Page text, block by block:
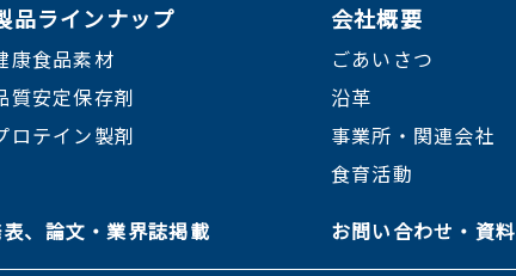
品ラインナップ
康食品素材
質安定保存剤
ロテイン製剤
会社概要
ごあいさつ
沿革
事業所・関連会社
食育活動
、論文・業界誌掲載 お問い合わせ・資